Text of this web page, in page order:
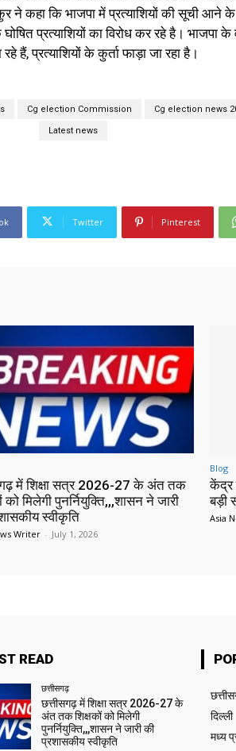
ने कहा कि भाजपा में प्रत्याशियों की सूची आने
प्रत्याशियों का विरोध कर रहे है। भाजपा
हैं, प्रत्याशियों के कुर्ता फाड़ा जा रहा है।
Cg election Commission Cg election news
Latest news
Twitter Pinterest
में शिक्षा सत्र 2026-27 के अंत तक
को मिलेगी पुनर्नियुक्ति,,,शासन ने जारी
स्वीकृति
Writer - July 1, 2026
Blog
केंद्र
बड़ी
Asia
READ
छत्तीसगढ़
छत्तीसगढ़ में शिक्षा सत्र 2026-27 के
अंत तक शिक्षकों को मिलेगी
पुनर्नियुक्ति,,,शासन ने जारी की
प्रशासकीय स्वीकृति
दिल्ली
मध्य